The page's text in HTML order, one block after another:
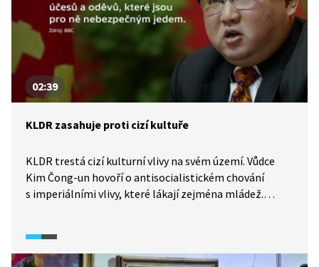
02:39
KLDR zasahuje proti cizí kultuře
KLDR trestá cizí kulturní vlivy na svém území. Vůdce
Kim Čong-un hovoří o antisocialistickém chování
s imperiálními vlivy, které lákají zejména mládež.
několikaletý pobyt v pracovním táboře, nebo i smrt.
Korejská propaganda vytváří vlastní snímky, kterými